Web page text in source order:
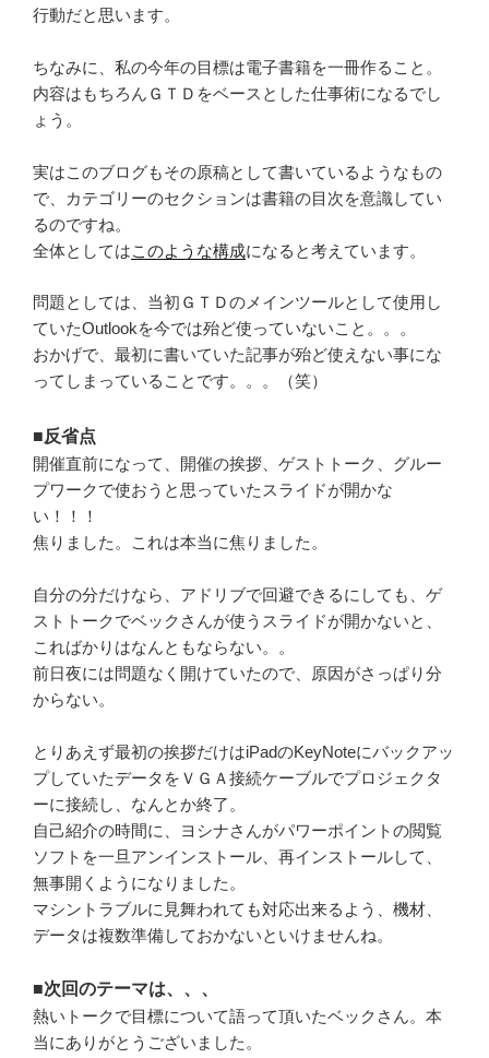
行動だと思います。
ちなみに、私の今年の目標は電子書籍を一冊作ること。
内容はもちろんＧＴＤをベースとした仕事術になるでし
ょう。
実はこのブログもその原稿として書いているようなもの
で、カテゴリーのセクションは書籍の目次を意識してい
るのですね。
全体としてはこのような構成になると考えています。
問題としては、当初ＧＴＤのメインツールとして使用し
ていたOutlookを今では殆ど使っていないこと。。。
おかげで、最初に書いていた記事が殆ど使えない事にな
ってしまっていることです。。。（笑）
■反省点
開催直前になって、開催の挨拶、ゲストトーク、グルー
プワークで使おうと思っていたスライドが開かな
い！！！
焦りました。これは本当に焦りました。
自分の分だけなら、アドリブで回避できるにしても、ゲ
ストトークでベックさんが使うスライドが開かないと、
こればかりはなんともならない。。
前日夜には問題なく開けていたので、原因がさっぱり分
からない。
とりあえず最初の挨拶だけはiPadのKeyNoteにバックアッ
プしていたデータをＶＧＡ接続ケーブルでプロジェクタ
ーに接続し、なんとか終了。
自己紹介の時間に、ヨシナさんがパワーポイントの閲覧
ソフトを一旦アンインストール、再インストールして、
無事開くようになりました。
マシントラブルに見舞われても対応出来るよう、機材、
データは複数準備しておかないといけませんね。
■次回のテーマは、、、
熱いトークで目標について語って頂いたベックさん。本
当にありがとうございました。